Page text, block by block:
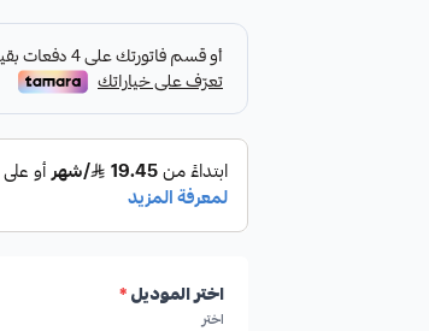
اختر الموديل*
اختر